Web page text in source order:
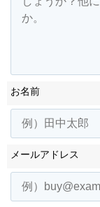
お名前
メールアドレス